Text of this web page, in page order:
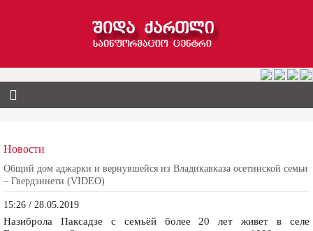
Новости
Общий дом аджарки и вернувшейся из Владикавказа осетинской семьи
– Гвердзинети (VIDEO)
15:26 / 28.05.2019
Назиброла Паксадзе с семьёй более 20 лет живет в селе